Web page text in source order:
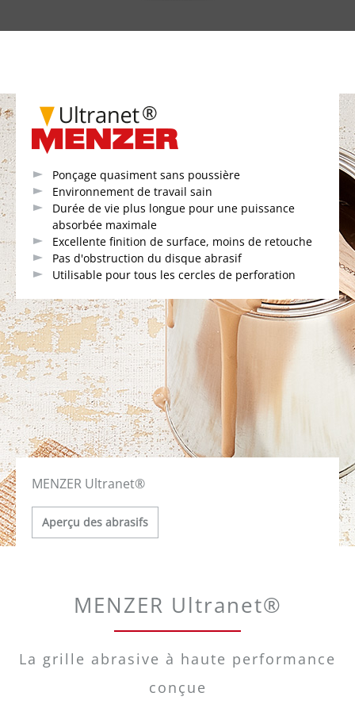
Ponçage quasiment sans poussière
Environnement de travail sain
Durée de vie plus longue pour une puissance
absorbée maximale
Excellente finition de surface, moins de retouche
Pas d'obstruction du disque abrasif
Utilisable pour tous les cercles de perforation
MENZER Ultranet®
Aperçu des abrasifs
MENZER Ultranet®
La grille abrasive à haute performance
conçue